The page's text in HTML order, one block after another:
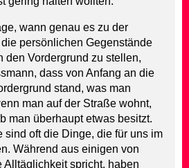
wann genau es zu der
persönlichen Gegenstände
den Vordergrund zu stellen,
dass von Anfang an die
stand, was man
man auf der Straße wohnt,
man überhaupt etwas besitzt.
sind oft die Dinge, die für uns im
Während aus einigen von
Alltäglichkeit spricht, haben